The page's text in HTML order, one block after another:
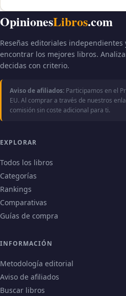
OpinionesLibros.com
Reseñas editoriales
encontrar los mejores libros.
decidas con criterio.
Aviso de afiliados: Participamos en el
EU. Al comprar a través de nuestros
comisión sin coste adicional para ti.
EXPLORAR
Todos los libros
Categorías
Rankings
Comparativas
Guías de compra
INFORMACIÓN
Metodología editorial
Aviso de afiliados
Buscar libros